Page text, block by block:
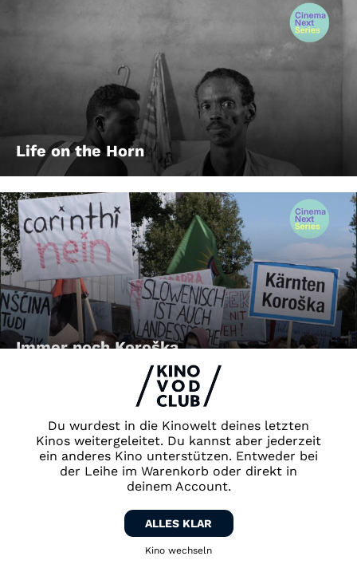
Du wurdest in die Kinowelt deines letzten
Kinos weitergeleitet. Du kannst aber jederzeit
ein anderes Kino unterstützen. Entweder bei
der Leihe im Warenkorb oder direkt in
deinem Account.
ALLES KLAR
Kino wechseln
Life on the Horn
Immer noch Koroška
FRAUENFRAGMENTE: Galila &
FRAUENFRAGMENTE: Gini und Resi